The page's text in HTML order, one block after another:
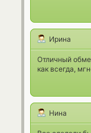
Ирина
Отличный
как всегда,
Нина